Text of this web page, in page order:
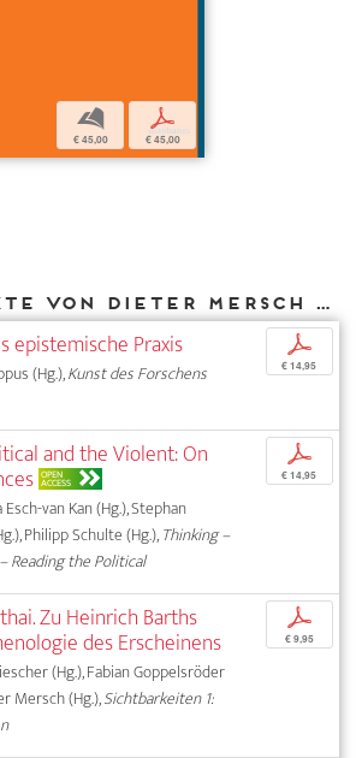
b
€ 45,00
p
€ 45,00
Weitere Texte von Dieter Mersch bei DIAPHANES
epistemische Praxis
(Hg.),Kunst des Forschens
p
€ 14,95
and the Violent: On
OPEN
ACCESS
van Kan (Hg.), Stephan
Philipp Schulte (Hg.),Thinking –
Reading the Political
p
€ 14,95
Zu Heinrich Barths
des Erscheinens
(Hg.), Fabian Goppelsröder
Mersch (Hg.),Sichtbarkeiten 1:
p
€ 9,95